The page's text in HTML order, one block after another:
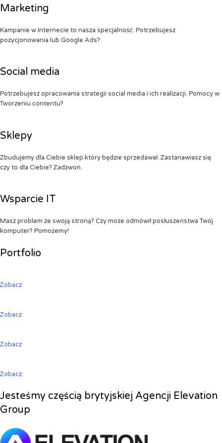
Marketing
Kampanie w Internecie to nasza specjalność. Potrzebujesz
pozycjonowania lub Google Ads?
Social media
Potrzebujesz opracowania strategii social media i ich realizacji. Pomocy w
Tworzeniu contentu?
Sklepy
Zbudujemy dla Ciebie sklep który będzie sprzedawał. Zastanawiasz się
czy to dla Ciebie? Zadzwoń.
Wsparcie IT
Masz problem ze swoją stroną? Czy może odmówił posłuszeństwa Twój
komputer? Pomożemy!
Portfolio
Zobacz
Zobacz
Zobacz
Zobacz
Jesteśmy częścią brytyjskiej Agencji Elevation
Group